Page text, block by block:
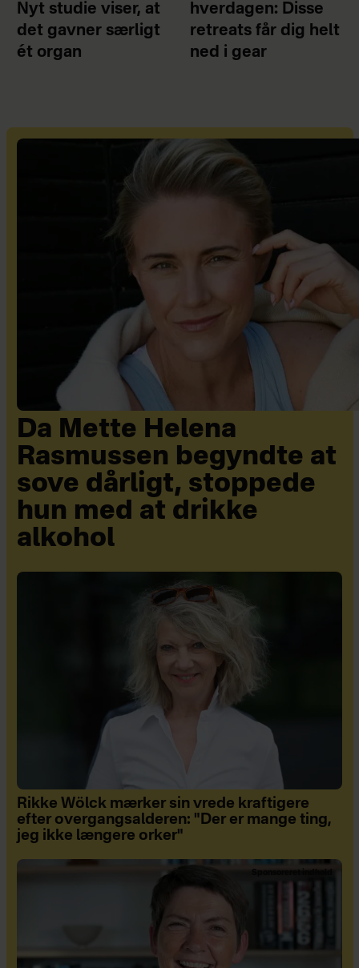
Nyt studie viser, at
det gavner særligt
ét organ
hverdagen: Disse
retreats får dig helt
ned i gear
Da Mette Helena
Rasmussen begyndte at
sove dårligt, stoppede
hun med at drikke
alkohol
Rikke Wölck mærker sin vrede kraftigere
efter overgangsalderen: "Der er mange ting,
jeg ikke længere orker"